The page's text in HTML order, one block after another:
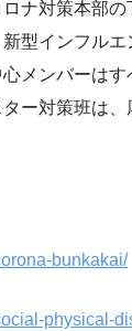
ナ対策本部
型インフルエ
メンバーは
ー対策班は
bunkakai/
physical-